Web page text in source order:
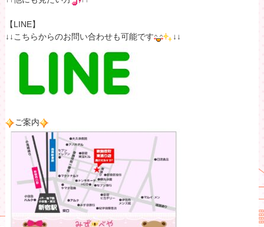
【LINE】
↓↓こちらからのお問い合わせも可能です
↓↓
ご案内